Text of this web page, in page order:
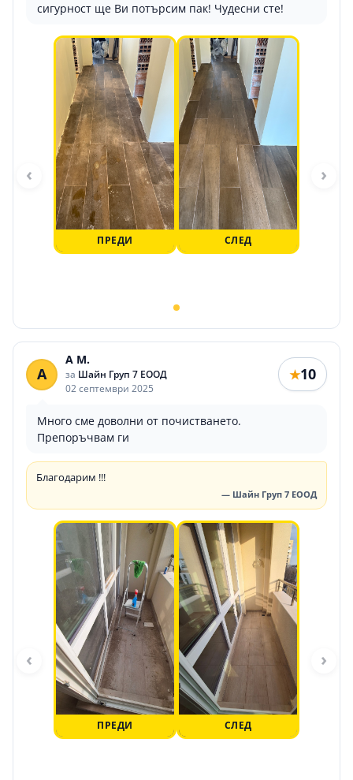
сигурност ще Ви потърсим пак! Чудесни сте!
ПРЕДИ СЛЕД
‹ ›
A
A M.
за Шайн Груп 7 ЕООД
02 септември 2025
★10
Много сме доволни от почистването.
Препоръчвам ги
Благодарим !!!
— Шайн Груп 7 ЕООД
ПРЕДИ СЛЕД
‹ ›